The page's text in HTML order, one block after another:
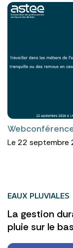
Le 22 septembre
EAUX PLUVIALES
La gestion
pluie sur le